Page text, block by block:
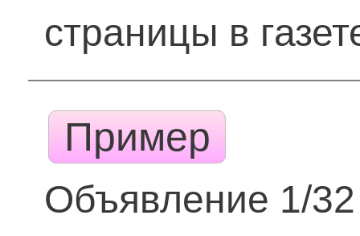
страницы в
Пример
Объявление 1/32